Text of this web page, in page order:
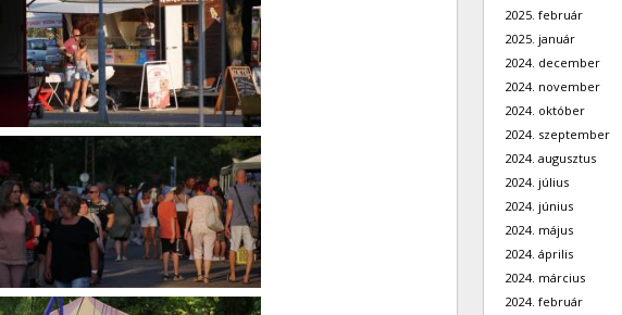
2025. február
2025. január
2024. december
2024. november
2024. október
2024. szeptember
2024. augusztus
2024. július
2024. június
2024. május
2024. április
2024. március
2024. február